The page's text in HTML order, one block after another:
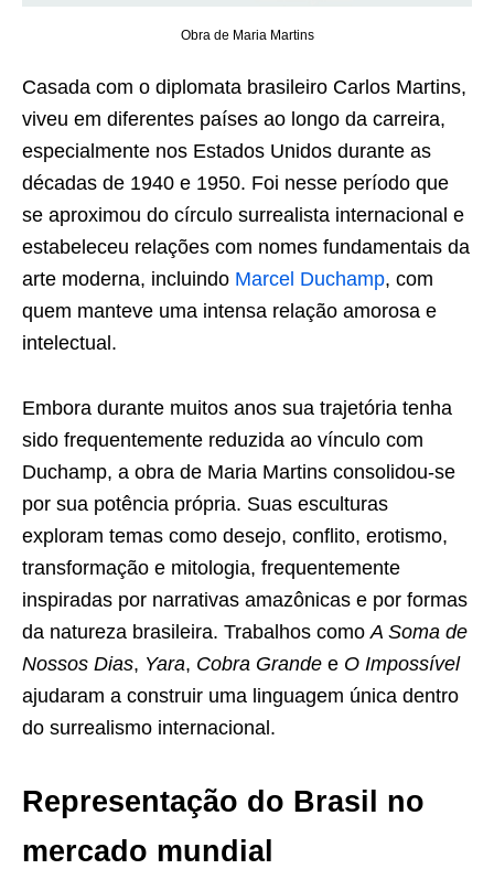
Obra de Maria Martins
Casada com o diplomata brasileiro Carlos Martins,
viveu em diferentes países ao longo da carreira,
especialmente nos Estados Unidos durante as
décadas de 1940 e 1950. Foi nesse período que
se aproximou do círculo surrealista internacional e
estabeleceu relações com nomes fundamentais da
arte moderna, incluindo Marcel Duchamp, com
quem manteve uma intensa relação amorosa e
intelectual.
Embora durante muitos anos sua trajetória tenha
sido frequentemente reduzida ao vínculo com
Duchamp, a obra de Maria Martins consolidou-se
por sua potência própria. Suas esculturas
exploram temas como desejo, conflito, erotismo,
transformação e mitologia, frequentemente
inspiradas por narrativas amazônicas e por formas
da natureza brasileira. Trabalhos como A Soma de
Nossos Dias, Yara, Cobra Grande e O Impossível
ajudaram a construir uma linguagem única dentro
do surrealismo internacional.
Representação do Brasil no
mercado mundial